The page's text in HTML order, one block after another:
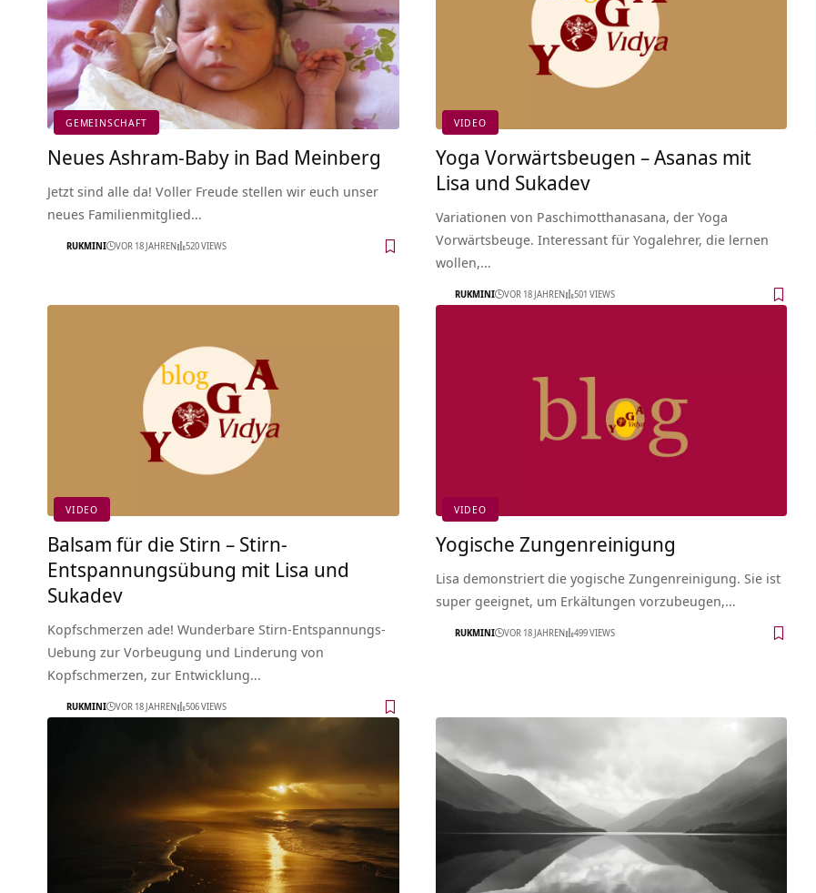
GEMEINSCHAFT
Neues Ashram-Baby in Bad Meinberg
Jetzt sind alle da! Voller Freude stellen wir euch unser
neues Familienmitglied…
RUKMINI VOR 18 JAHREN 520 VIEWS
VIDEO
Yoga Vorwärtsbeugen – Asanas mit
Lisa und Sukadev
Variationen von Paschimotthanasana, der Yoga
Vorwärtsbeuge. Interessant für Yogalehrer, die lernen
wollen,…
RUKMINI VOR 18 JAHREN 501 VIEWS
VIDEO
Balsam für die Stirn – Stirn-
Entspannungsübung mit Lisa und
Sukadev
Kopfschmerzen ade! Wunderbare Stirn-Entspannungs-
Uebung zur Vorbeugung und Linderung von
Kopfschmerzen, zur Entwicklung…
RUKMINI VOR 18 JAHREN 506 VIEWS
VIDEO
Yogische Zungenreinigung
Lisa demonstriert die yogische Zungenreinigung. Sie ist
super geeignet, um Erkältungen vorzubeugen,…
RUKMINI VOR 18 JAHREN 499 VIEWS